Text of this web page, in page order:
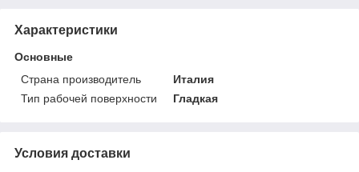
Характеристики
Основные
Страна производитель
Италия
Тип рабочей поверхности
Гладкая
Условия доставки